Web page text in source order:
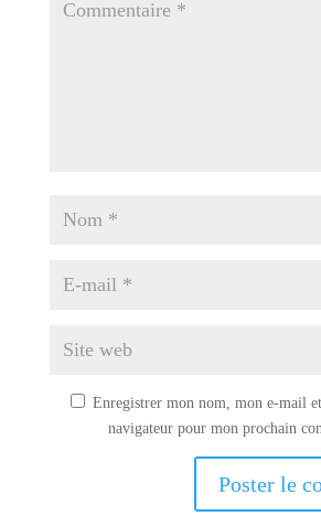
Enregistrer mon nom, mon e-mail
navigateur pour mon prochain